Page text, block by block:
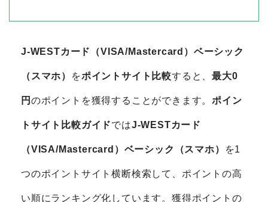
J-WESTカード（VISA/Mastercard）ベーシック
（スマホ） をポイントサイト比較すると、最大0
円 のポイントを獲得することができます。ポイン
トサイト比較ガイドではJ-WESTカード
（VISA/Mastercard）ベーシック（スマホ） を1
つのポイントサイト横断検索して、ポイントの高
い順にランキング化しています。獲得ポイントの